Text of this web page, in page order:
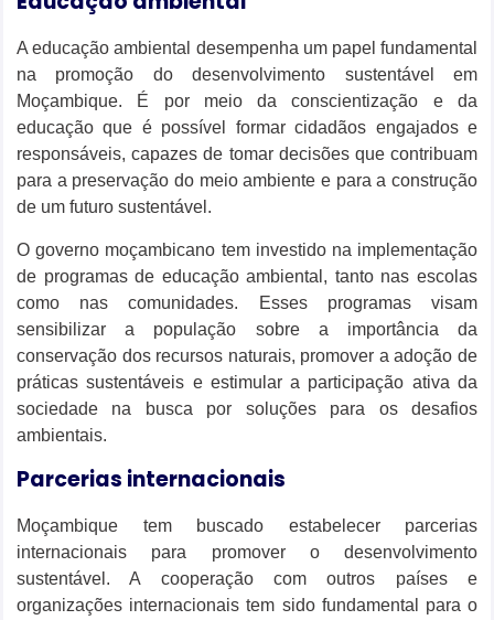
A educação ambiental desempenha um papel fundamental
na promoção do desenvolvimento sustentável em
Moçambique. É por meio da conscientização e da
educação que é possível formar cidadãos engajados e
responsáveis, capazes de tomar decisões que contribuam
para a preservação do meio ambiente e para a construção
de um futuro sustentável.
O governo moçambicano tem investido na implementação
de programas de educação ambiental, tanto nas escolas
como nas comunidades. Esses programas visam
sensibilizar a população sobre a importância da
conservação dos recursos naturais, promover a adoção de
práticas sustentáveis e estimular a participação ativa da
sociedade na busca por soluções para os desafios
ambientais.
Parcerias internacionais
Moçambique tem buscado estabelecer parcerias
internacionais para promover o desenvolvimento
sustentável. A cooperação com outros países e
organizações internacionais tem sido fundamental para o